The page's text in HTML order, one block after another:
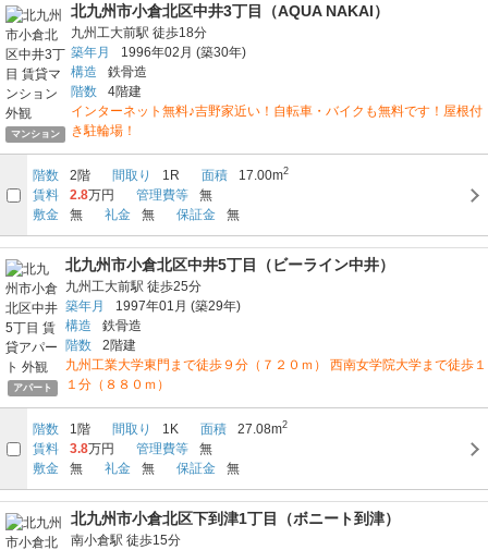
マンション
北九州市小倉北区中井3丁目（AQUA NAKAI）
九州工大前駅 徒歩18分
築年月
1996年02月 (築30年)
構造
鉄骨造
階数
4階建
インターネット無料♪吉野家近い！自転車・バイクも無料です！屋根付
き駐輪場！
階数 2階 間取り 1R 面積 17.00m2
賃料 2.8万円 管理費等
無
敷金
無 礼金 無 保証金 無
アパート
北九州市小倉北区中井5丁目（ビーライン中井）
九州工大前駅 徒歩25分
築年月
1997年01月 (築29年)
構造
鉄骨造
階数
2階建
九州工業大学東門まで徒歩９分（７２０ｍ） 西南女学院大学まで徒歩１
１分（８８０ｍ）
階数 1階 間取り 1K 面積 27.08m2
賃料 3.8万円 管理費等
無
敷金
無 礼金 無 保証金 無
北九州市小倉北区下到津1丁目（ボニート到津）
南小倉駅 徒歩15分